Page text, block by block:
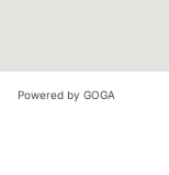
Powered by GOGA